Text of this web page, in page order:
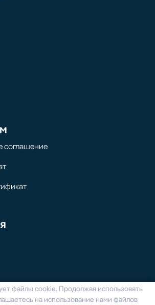
соглашение
Все права защищены
файлы cookie. Продолжая использовать
на использование нами файлов